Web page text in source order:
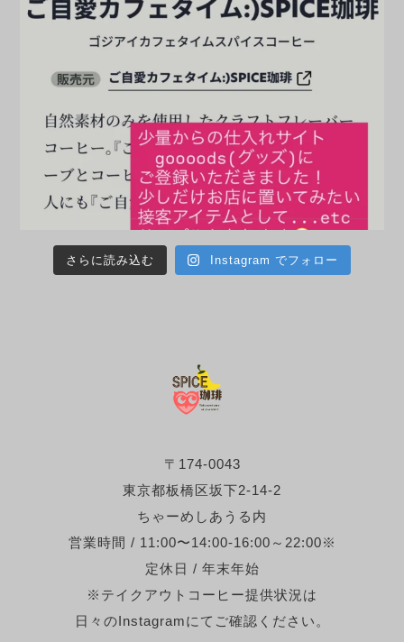
〒174-0043
東京都板橋区坂下2-14-2
ちゃーめしあうる内
営業時間 / 11:00〜14:00-16:00～22:00※
定休日 / 年末年始
※テイクアウトコーヒー提供状況は
日々のInstagramにてご確認ください。
さらに読み込む Instagram でフォロー